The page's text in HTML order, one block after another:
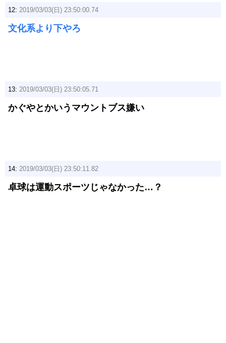
12: 2019/03/03(日) 23:50:00.74
文化系より下やろ
13: 2019/03/03(日) 23:50:05.71
かぐやとかいうマウントブス嫌い
14: 2019/03/03(日) 23:50:11.82
卓球は運動スポーツじゃなかった…？